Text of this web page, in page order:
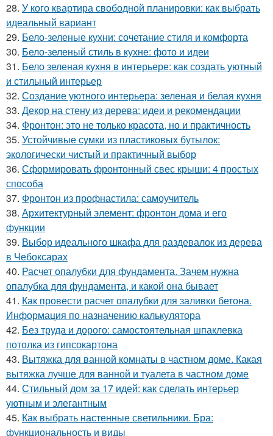
28. У кого квартира свободной планировки: как выбрать
идеальный вариант
29. Бело-зеленые кухни: сочетание стиля и комфорта
30. Бело-зеленый стиль в кухне: фото и идеи
31. Бело зеленая кухня в интерьере: как создать уютный
и стильный интерьер
32. Создание уютного интерьера: зеленая и белая кухня
33. Декор на стену из дерева: идеи и рекомендации
34. Фронтон: это не только красота, но и практичность
35. Устойчивые сумки из пластиковых бутылок:
экологически чистый и практичный выбор
36. Сформировать фронтонный свес крыши: 4 простых
способа
37. Фронтон из профнастила: самоучитель
38. Архитектурный элемент: фронтон дома и его
функции
39. Выбор идеального шкафа для раздевалок из дерева
в Чебоксарах
40. Расчет опалубки для фундамента. Зачем нужна
опалубка для фундамента, и какой она бывает
41. Как провести расчет опалубки для заливки бетона.
Информация по назначению калькулятора
42. Без труда и дорого: самостоятельная шпаклевка
потолка из гипсокартона
43. Вытяжка для ванной комнаты в частном доме. Какая
вытяжка лучше для ванной и туалета в частном доме
44. Стильный дом за 17 идей: как сделать интерьер
уютным и элегантным
45. Как выбрать настенные светильники. Бра:
функциональность и виды